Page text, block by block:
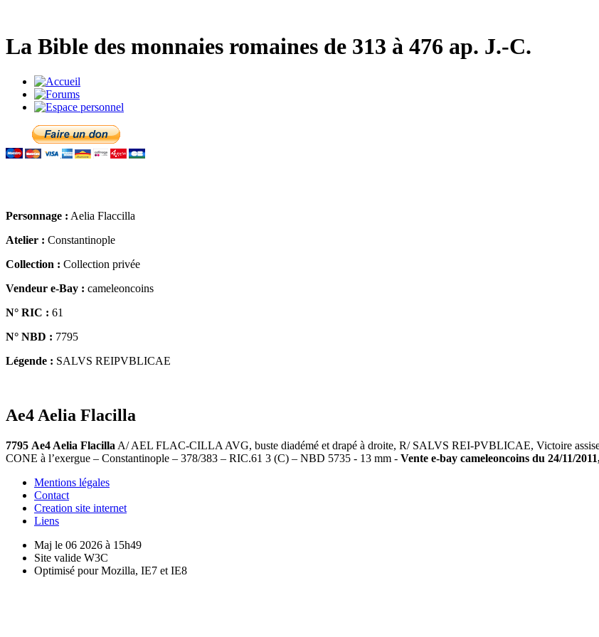
La Bible des monnaies romaines de 313 à 476 ap. J.-C.
Personnage : Aelia Flaccilla
Atelier : Constantinople
Collection : Collection privée
Vendeur e-Bay : cameleoncoins
N° RIC : 61
N° NBD : 7795
Légende : SALVS REIPVBLICAE
Ae4 Aelia Flacilla
7795 Ae4 Aelia Flacilla A/ AEL FLAC-CILLA AVG, buste diadémé et drapé à droite, R/ SALVS REI-PVBLICAE, Victoire
CONE à l’exergue – Constantinople – 378/383 – RIC.61 3 (C) – NBD 5735 - 13 mm - Vente e-bay cameleoncoins du 24/11/
Mentions légales
Contact
Creation site internet
Liens
Maj le 06 2026 à 15h49
Site valide W3C
Optimisé pour Mozilla, IE7 et IE8